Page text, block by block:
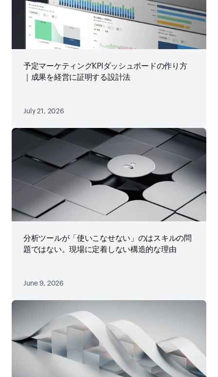
予定マーケティングKPIダッシュボードの作り方
｜成果を経営に証明する設計法
July 21, 2026
分析ツールが「使いこなせない」のはスキルの問
題ではない。現場に定着しない構造的な理由
June 9, 2026